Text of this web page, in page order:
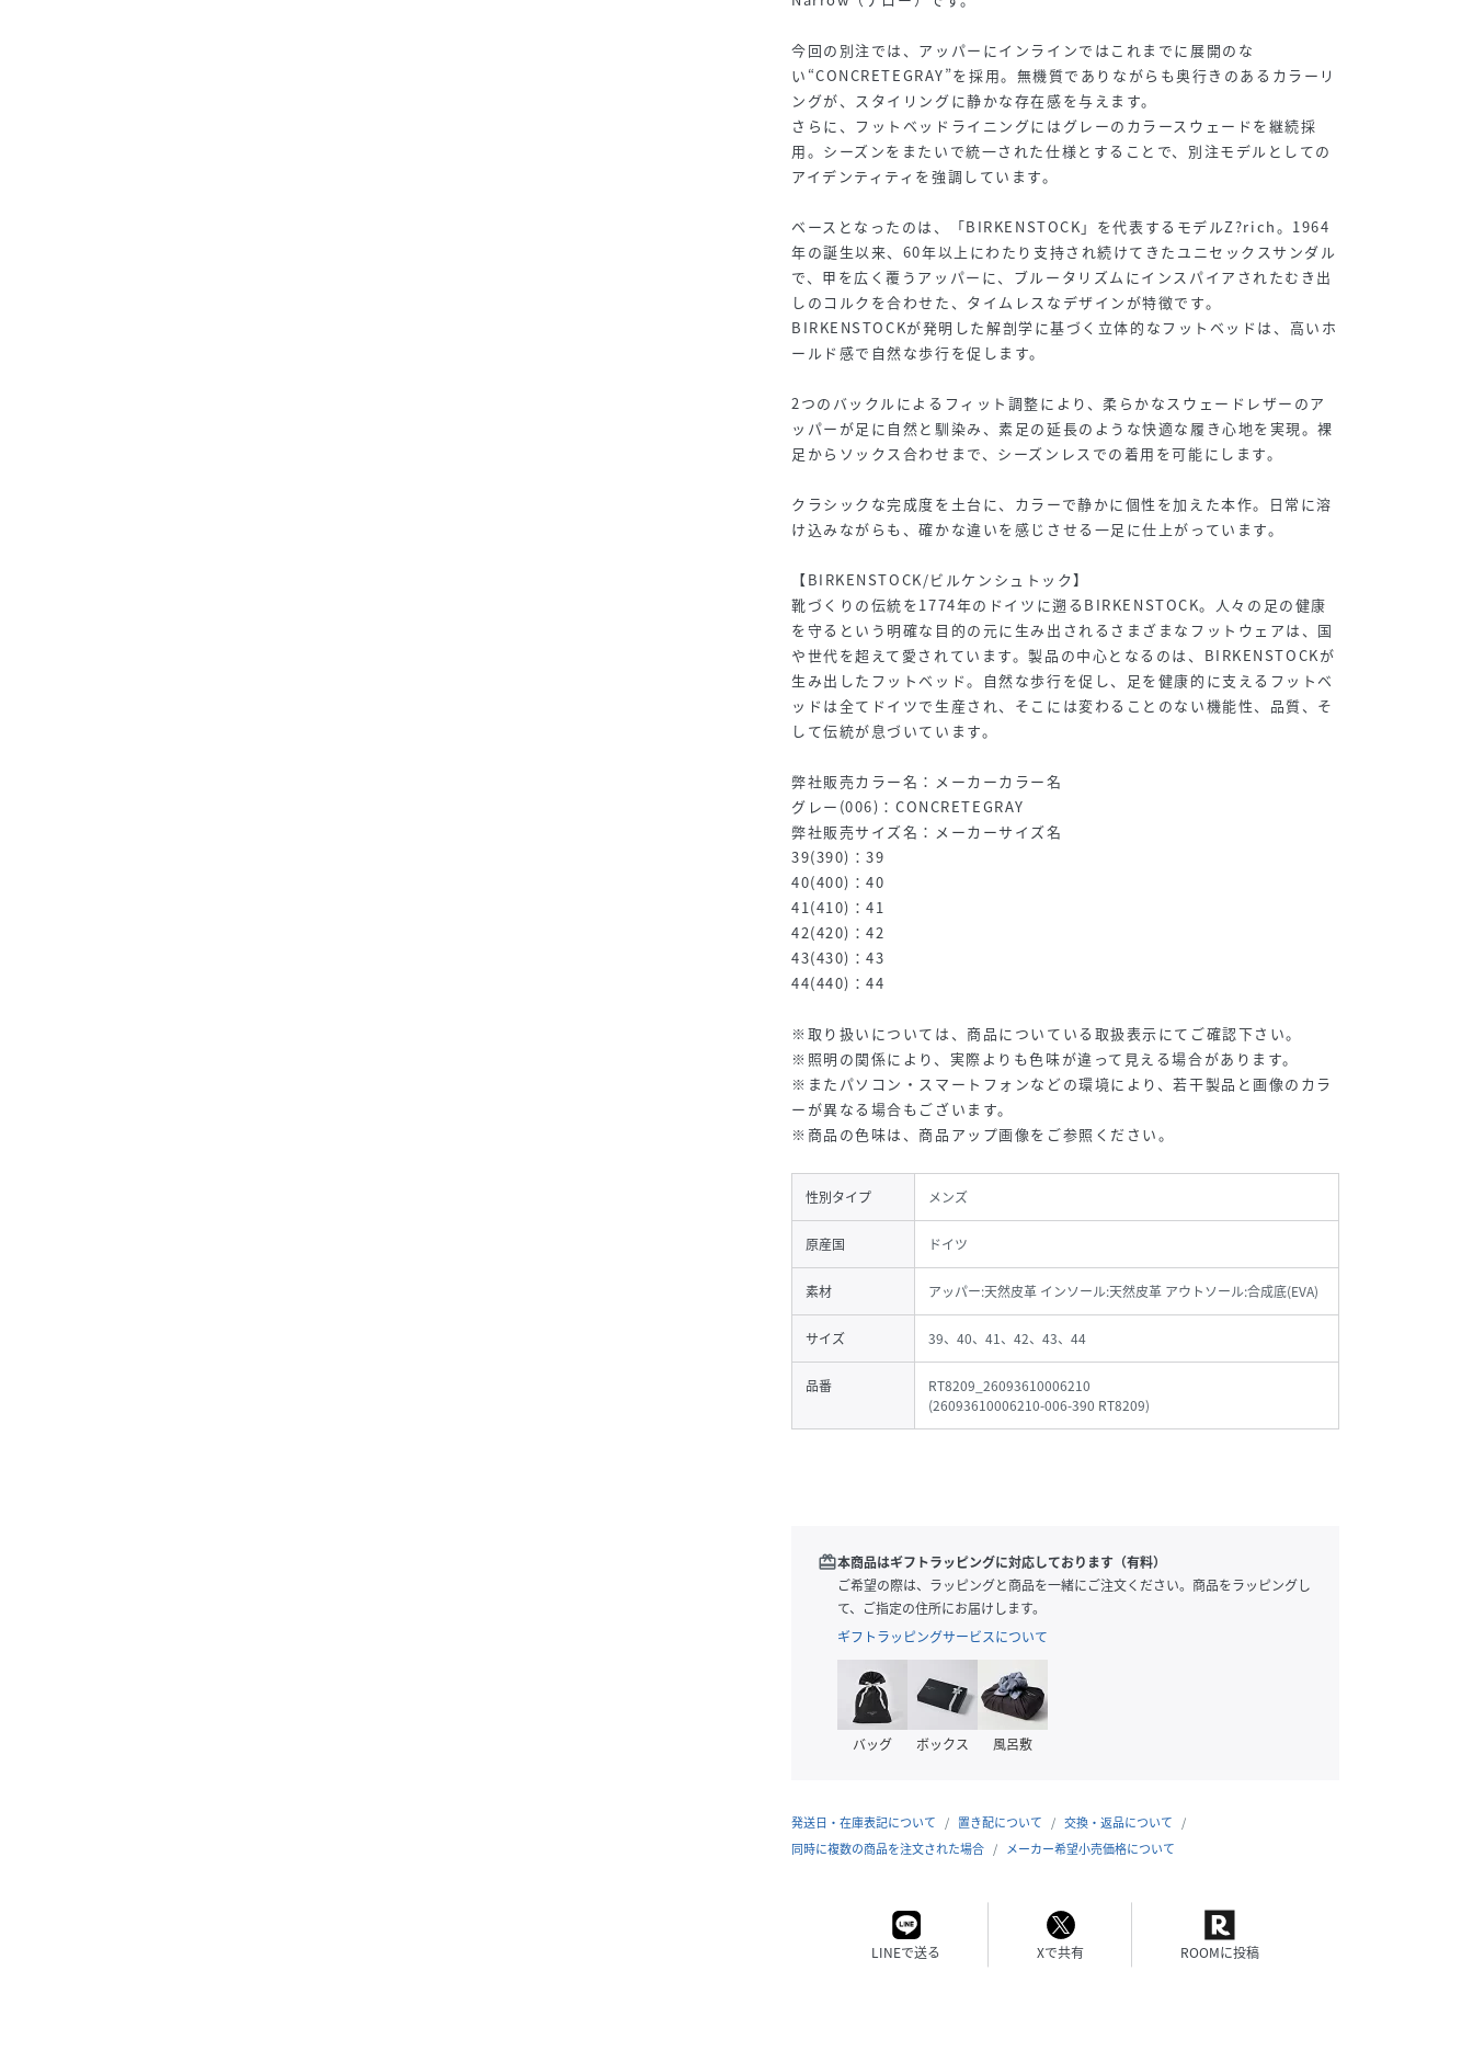
今回の別注では、アッパーにインラインではこれまでに展開のな
い“CONCRETEGRAY”を採用。無機質でありながらも奥行きのあるカラーリ
ングが、スタイリングに静かな存在感を与えます。
さらに、フットベッドライニングにはグレーのカラースウェードを継続採
用。シーズンをまたいで統一された仕様とすることで、別注モデルとしての
アイデンティティを強調しています。
ベースとなったのは、「BIRKENSTOCK」を代表するモデルZ?rich。1964
年の誕生以来、60年以上にわたり支持され続けてきたユニセックスサンダル
で、甲を広く覆うアッパーに、ブルータリズムにインスパイアされたむき出
しのコルクを合わせた、タイムレスなデザインが特徴です。
BIRKENSTOCKが発明した解剖学に基づく立体的なフットベッドは、高いホ
ールド感で自然な歩行を促します。
2つのバックルによるフィット調整により、柔らかなスウェードレザーのア
ッパーが足に自然と馴染み、素足の延長のような快適な履き心地を実現。裸
足からソックス合わせまで、シーズンレスでの着用を可能にします。
クラシックな完成度を土台に、カラーで静かに個性を加えた本作。日常に溶
け込みながらも、確かな違いを感じさせる一足に仕上がっています。
【BIRKENSTOCK/ビルケンシュトック】
靴づくりの伝統を1774年のドイツに遡るBIRKENSTOCK。人々の足の健康
を守るという明確な目的の元に生み出されるさまざまなフットウェアは、国
や世代を超えて愛されています。製品の中心となるのは、BIRKENSTOCKが
生み出したフットベッド。自然な歩行を促し、足を健康的に支えるフットベ
ッドは全てドイツで生産され、そこには変わることのない機能性、品質、そ
して伝統が息づいています。
弊社販売カラー名：メーカーカラー名
グレー(006)：CONCRETEGRAY
弊社販売サイズ名：メーカーサイズ名
39(390)：39
40(400)：40
41(410)：41
42(420)：42
43(430)：43
44(440)：44
※取り扱いについては、商品についている取扱表示にてご確認下さい。
※照明の関係により、実際よりも色味が違って見える場合があります。
※またパソコン・スマートフォンなどの環境により、若干製品と画像のカラ
ーが異なる場合もございます。
※商品の色味は、商品アップ画像をご参照ください。
性別タイプ メンズ
原産国 ドイツ
素材 アッパー:天然皮革 インソール:天然皮革 アウトソール:合成底(EVA)
サイズ 39、40、41、42、43、44
品番
RT8209_26093610006210
(26093610006210-006-390 RT8209)
redeem本商品はギフトラッピングに対応しております（有料）
ご希望の際は、ラッピングと商品を一緒にご注文ください。商品をラッピングし
て、ご指定の住所にお届けします。
ギフトラッピングサービスについて
バッグ ボックス 風呂敷
発送日・在庫表記について 置き配について
交換・返品について
同時に複数の商品を注文された場合
メーカー希望小売価格について
LINEで送る Xで共有 ROOMに投稿